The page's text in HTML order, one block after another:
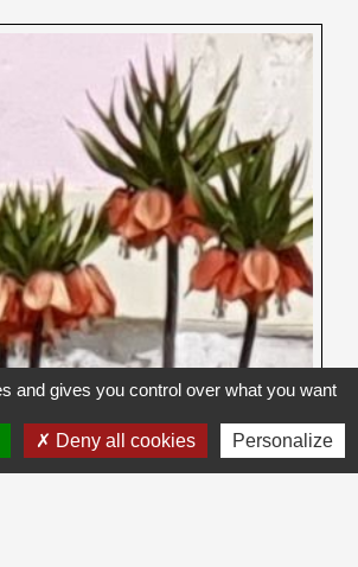
and gives you control over what you want
Deny all cookies Personalize